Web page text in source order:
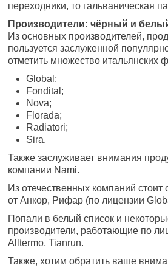
переходники, то гальваническая
Производители: чёрный и
Из основных производителей,
пользуется заслуженной
отметить множество итальянских
Global;
Fondital;
Nova;
Florada;
Radiatori;
Sira.
Также заслуживает внимания
компании Nami.
Из отечественных компаний стоит
от Анкор, Рифар (по лицензии
Попали в белый список и
производители, работающие по
Alltermo, Tianrun.
Также, хотим обратить ваше